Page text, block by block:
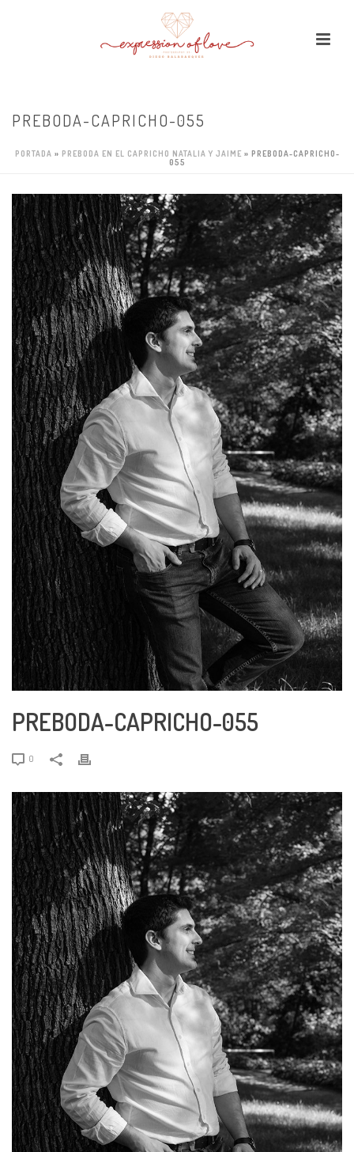
PREBODA-CAPRICHO-055
PORTADA » PREBODA EN EL CAPRICHO NATALIA Y JAIME » PREBODA-CAPRICHO-
055
PREBODA-CAPRICHO-055
0